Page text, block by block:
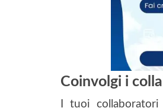
Coinvolgi i
I tuoi